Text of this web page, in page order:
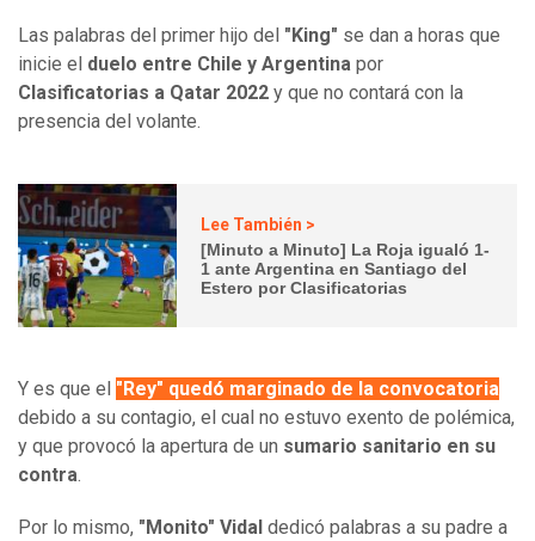
Las palabras del primer hijo del "King" se dan a horas que
inicie el duelo entre Chile y Argentina por
Clasificatorias a Qatar 2022 y que no contará con la
presencia del volante.
Lee También >
[Minuto a Minuto] La Roja igualó 1-
1 ante Argentina en Santiago del
Estero por Clasificatorias
Y es que el "Rey" quedó marginado de la convocatoria
debido a su contagio, el cual no estuvo exento de polémica,
y que provocó la apertura de un sumario sanitario en su
contra.
Por lo mismo, "Monito" Vidal dedicó palabras a su padre a